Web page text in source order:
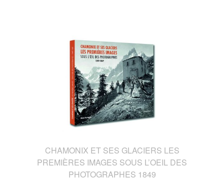
CHAMONIX ET SES GLACIERS LES
PREMIÈRES IMAGES SOUS L’OEIL DES
PHOTOGRAPHES 1849